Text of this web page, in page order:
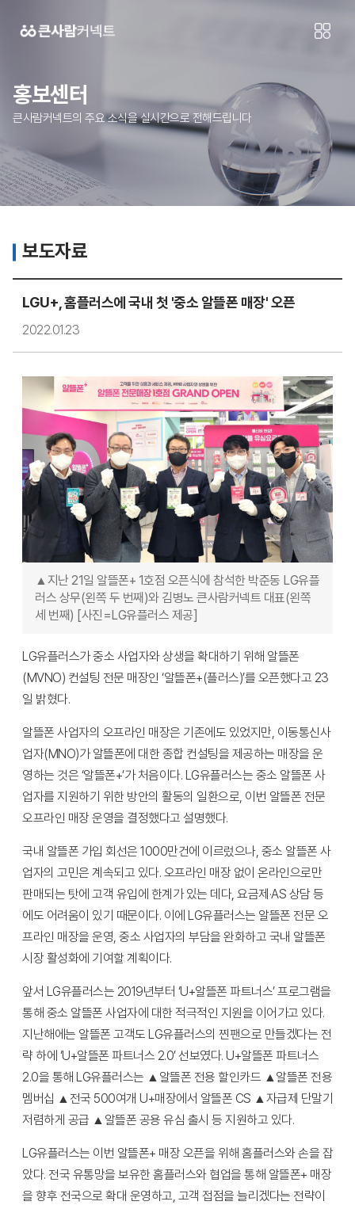
홍보센터
큰사람커넥트의 주요 소식을 실시간으로 전해드립니다
보도자료
LGU+, 홈플러스에 국내 첫 '중소 알뜰폰 매장' 오픈
2022.01.23
▲지난 21일 알뜰폰+ 1호점 오픈식에 참석한 박준동 LG유플
러스 상무(왼쪽 두 번째)와 김병노 큰사람커넥트 대표(왼쪽
세 번째) [사진=LG유플러스 제공]
LG유플러스가 중소 사업자와 상생을 확대하기 위해 알뜰폰
(MVNO) 컨설팅 전문 매장인 ‘알뜰폰+(플러스)’를 오픈했다고 23
일 밝혔다.
알뜰폰 사업자의 오프라인 매장은 기존에도 있었지만, 이동통신사
업자(MNO)가 알뜰폰에 대한 종합 컨설팅을 제공하는 매장을 운
영하는 것은 ‘알뜰폰+’가 처음이다. LG유플러스는 중소 알뜰폰 사
업자를 지원하기 위한 방안의 활동의 일환으로, 이번 알뜰폰 전문
오프라인 매장 운영을 결정했다고 설명했다.
국내 알뜰폰 가입 회선은 1000만건에 이르렀으나, 중소 알뜰폰 사
업자의 고민은 계속되고 있다. 오프라인 매장 없이 온라인으로만
판매되는 탓에 고객 유입에 한계가 있는 데다, 요금제·AS 상담 등
에도 어려움이 있기 때문이다. 이에 LG유플러스는 알뜰폰 전문 오
프라인 매장을 운영, 중소 사업자의 부담을 완화하고 국내 알뜰폰
시장 활성화에 기여할 계획이다.
앞서 LG유플러스는 2019년부터 ‘U+알뜰폰 파트너스’ 프로그램을
통해 중소 알뜰폰 사업자에 대한 적극적인 지원을 이어가고 있다.
지난해에는 알뜰폰 고객도 LG유플러스의 찐팬으로 만들겠다는 전
략 하에 ‘U+알뜰폰 파트너스 2.0’ 선보였다. U+알뜰폰 파트너스
2.0을 통해 LG유플러스는 ▲알뜰폰 전용 할인카드 ▲알뜰폰 전용
멤버십 ▲전국 500여개 U+매장에서 알뜰폰 CS ▲자급제 단말기
저렴하게 공급 ▲알뜰폰 공용 유심 출시 등 지원하고 있다.
LG유플러스는 이번 알뜰폰+ 매장 오픈을 위해 홈플러스와 손을 잡
았다. 전국 유통망을 보유한 홈플러스와 협업을 통해 알뜰폰+ 매장
을 향후 전국으로 확대 운영하고, 고객 접점을 늘리겠다는 전략이